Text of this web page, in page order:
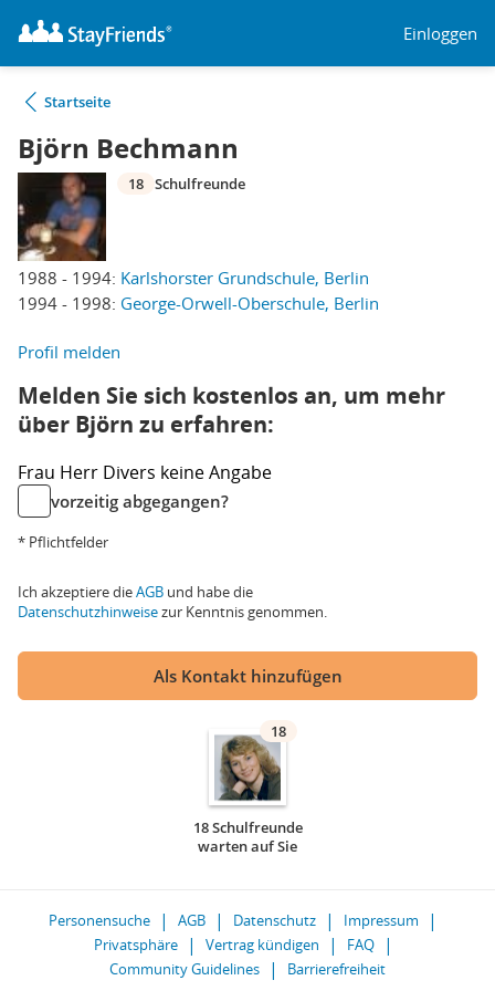
Einloggen
Startseite
Björn Bechmann
1988 - 1994: Karlshorster Grundschule, Berlin
1994 - 1998: George-Orwell-Oberschule, Berlin
18 Schulfreunde
Profil melden
Melden Sie sich kostenlos an, um mehr
über Björn zu erfahren:
Frau Herr Divers keine Angabe
vorzeitig abgegangen?
* Pflichtfelder
Ich akzeptiere dieAGB und habe die
Datenschutzhinweisezur Kenntnis genommen.
Als Kontakt hinzufügen
18
18 Schulfreunde
warten auf Sie
Personensuche AGB Datenschutz
Impressum
Privatsphäre
Vertrag kündigen
FAQ
Community Guidelines
Barrierefreiheit